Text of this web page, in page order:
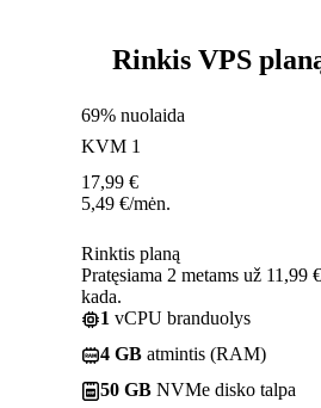
Rinkis VPS
69% nuolaida
KVM 1
17,99 €
5,49 €/mėn.
Rinktis planą
Pratęsiama 2 metams už 11,99
kada.
1 vCPU branduolys
4 GB atmintis (RAM)
50 GB NVMe disko talpa